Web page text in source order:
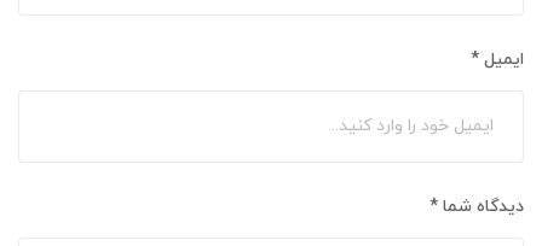
ایمیل *
دیدگاه شما *